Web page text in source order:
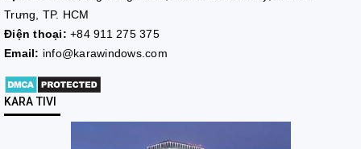
Trưng, TP. HCM
Điện thoại: +84 911 275 375
Email: info@karawindows.com
KARA TIVI